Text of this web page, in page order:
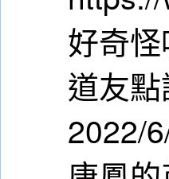
好奇
道友
2022/